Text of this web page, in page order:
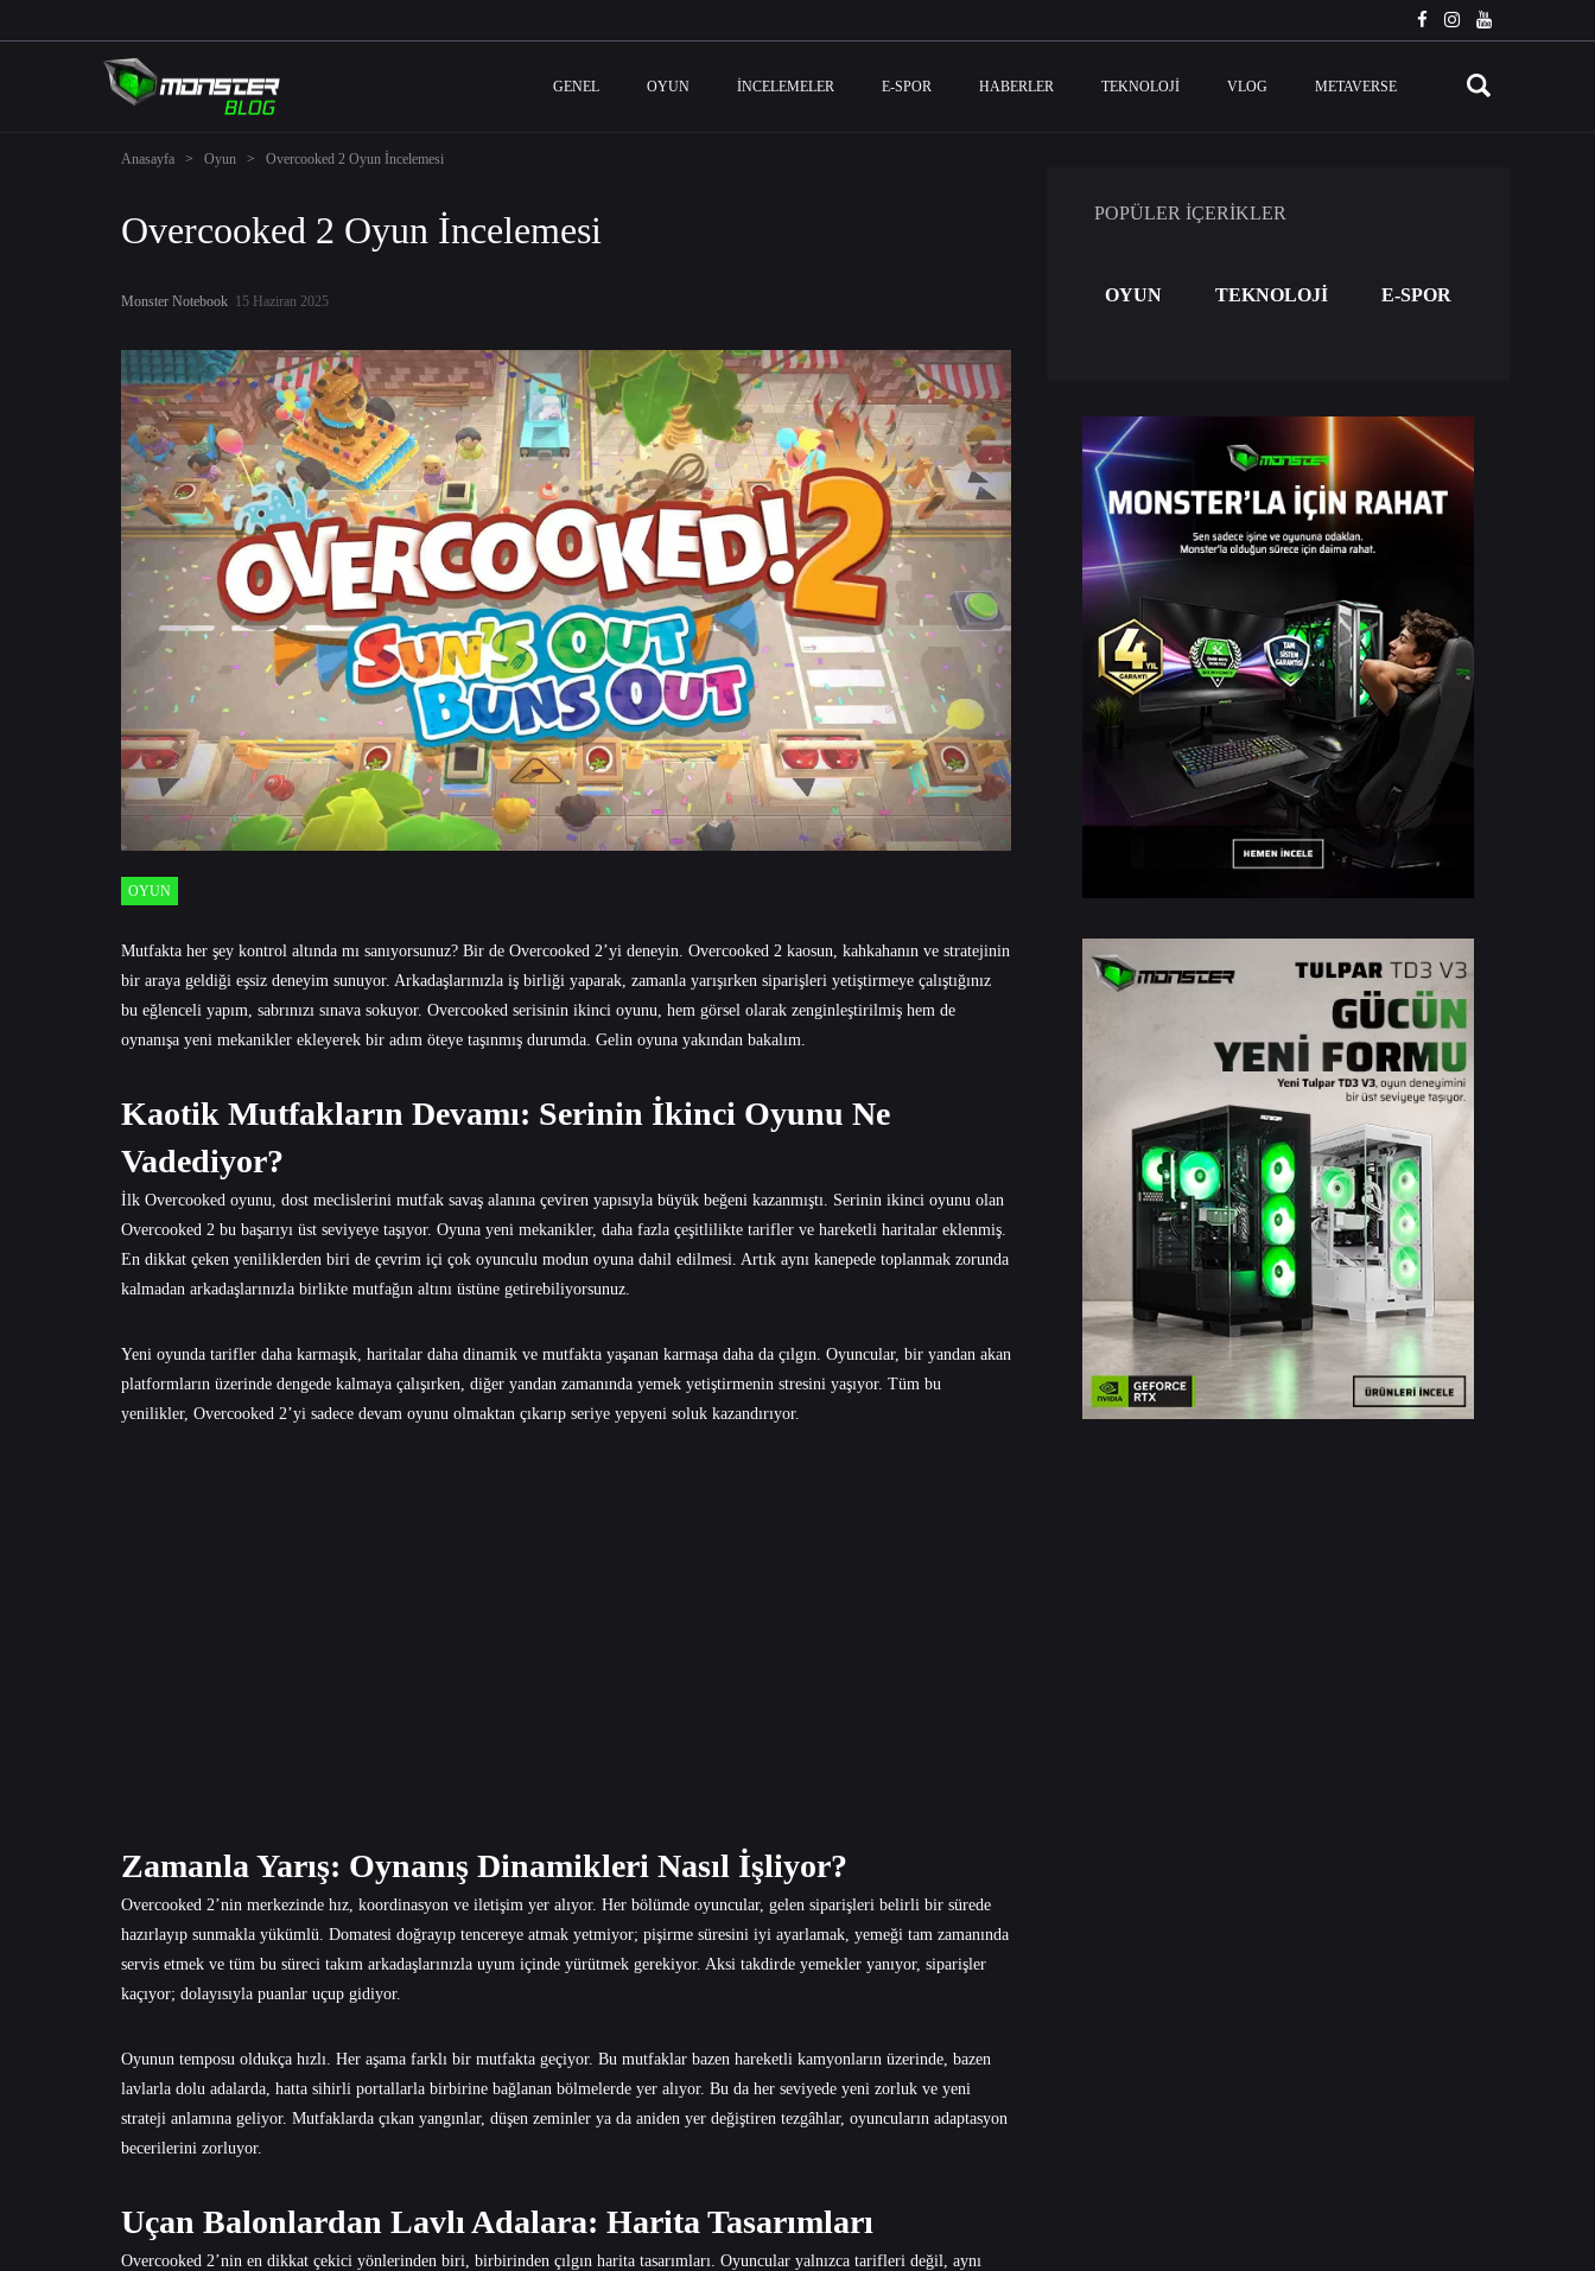
GENEL OYUN İNCELEMELER E-SPOR HABERLER TEKNOLOJI VLOG METAVERSE
Anasayfa > Oyun > Overcooked 2 Oyun İncelemesi
Overcooked 2 Oyun İncelemesi
Monster Notebook 15 Haziran 2025
OYUN
Mutfakta her şey kontrol altında mı sanıyorsunuz? Bir de Overcooked 2’yi deneyin. Overcooked 2 kaosun, kahkahanın ve stratejinin
bir araya geldiği eşsiz deneyim sunuyor. Arkadaşlarınızla iş birliği yaparak, zamanla yarışırken siparişleri yetiştirmeye çalıştığınız
bu eğlenceli yapım, sabrınızı sınava sokuyor. Overcooked serisinin ikinci oyunu, hem görsel olarak zenginleştirilmiş hem de
oynanışa yeni mekanikler ekleyerek bir adım öteye taşınmış durumda. Gelin oyuna yakından bakalım.
Kaotik Mutfakların Devamı: Serinin İkinci Oyunu Ne
Vadediyor?
İlk Overcooked oyunu, dost meclislerini mutfak savaş alanına çeviren yapısıyla büyük beğeni kazanmıştı. Serinin ikinci oyunu olan
Overcooked 2 bu başarıyı üst seviyeye taşıyor. Oyuna yeni mekanikler, daha fazla çeşitlilikte tarifler ve hareketli haritalar eklenmiş.
En dikkat çeken yeniliklerden biri de çevrim içi çok oyunculu modun oyuna dahil edilmesi. Artık aynı kanepede toplanmak zorunda
kalmadan arkadaşlarınızla birlikte mutfağın altını üstüne getirebiliyorsunuz.
Yeni oyunda tarifler daha karmaşık, haritalar daha dinamik ve mutfakta yaşanan karmaşa daha da çılgın. Oyuncular, bir yandan akan
platformların üzerinde dengede kalmaya çalışırken, diğer yandan zamanında yemek yetiştirmenin stresini yaşıyor. Tüm bu
yenilikler, Overcooked 2’yi sadece devam oyunu olmaktan çıkarıp seriye yepyeni soluk kazandırıyor.
Zamanla Yarış: Oynanış Dinamikleri Nasıl İşliyor?
Overcooked 2’nin merkezinde hız, koordinasyon ve iletişim yer alıyor. Her bölümde oyuncular, gelen siparişleri belirli bir sürede
hazırlayıp sunmakla yükümlü. Domatesi doğrayıp tencereye atmak yetmiyor; pişirme süresini iyi ayarlamak, yemeği tam zamanında
servis etmek ve tüm bu süreci takım arkadaşlarınızla uyum içinde yürütmek gerekiyor. Aksi takdirde yemekler yanıyor, siparişler
kaçıyor; dolayısıyla puanlar uçup gidiyor.
Oyunun temposu oldukça hızlı. Her aşama farklı bir mutfakta geçiyor. Bu mutfaklar bazen hareketli kamyonların üzerinde, bazen
lavlarla dolu adalarda, hatta sihirli portallarla birbirine bağlanan bölmelerde yer alıyor. Bu da her seviyede yeni zorluk ve yeni
strateji anlamına geliyor. Mutfaklarda çıkan yangınlar, düşen zeminler ya da aniden yer değiştiren tezgâhlar, oyuncuların adaptasyon
becerilerini zorluyor.
Uçan Balonlardan Lavlı Adalara: Harita Tasarımları
Overcooked 2’nin en dikkat çekici yönlerinden biri, birbirinden çılgın harita tasarımları. Oyuncular yalnızca tarifleri değil, aynı
POPÜLER İÇERİKLER
OYUN TEKNOLOJİ E-SPOR